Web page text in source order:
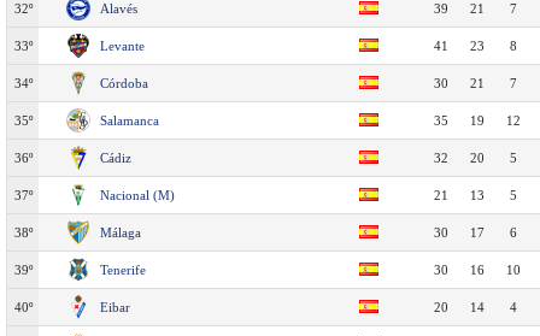
32º Alavés 39 21 7
33º Levante 41 23 8
34º Córdoba 30 21 7
35º Salamanca 35 19 12
36º Cádiz 32 20 5
37º Nacional (M) 21 13 5
38º Málaga 30 17 6
39º Tenerife 30 16 10
40º Eibar 20 14 4